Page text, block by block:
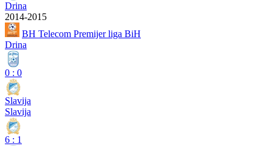
Drina
2014-2015
BH Telecom Premijer liga BiH
Drina
0 : 0
Slavija
Slavija
6 : 1